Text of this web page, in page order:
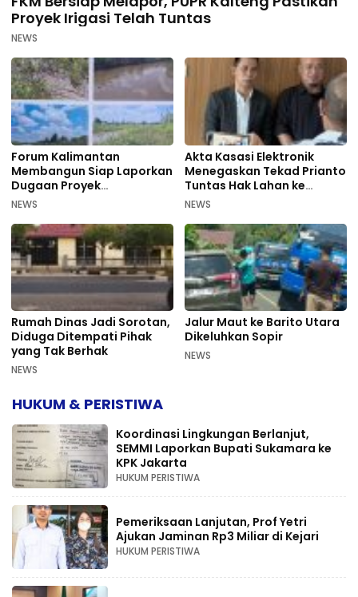
Proyek Irigasi Telah Tuntas
NEWS
Forum Kalimantan
Membangun Siap Laporkan
Dugaan Proyek
Bermasalah PUPR Kalteng
NEWS
Akta Kasasi Elektronik
Menegaskan Tekad Prianto
Tuntas Hak Lahan ke
Mahkamah Agung
NEWS
Rumah Dinas Jadi Sorotan,
Diduga Ditempati Pihak
yang Tak Berhak
NEWS
Jalur Maut ke Barito Utara
Dikeluhkan Sopir
NEWS
HUKUM & PERISTIWA
Koordinasi Lingkungan Berlanjut,
SEMMI Laporkan Bupati Sukamara ke
KPK Jakarta
HUKUM PERISTIWA
Pemeriksaan Lanjutan, Prof Yetri
Ajukan Jaminan Rp3 Miliar di Kejari
HUKUM PERISTIWA